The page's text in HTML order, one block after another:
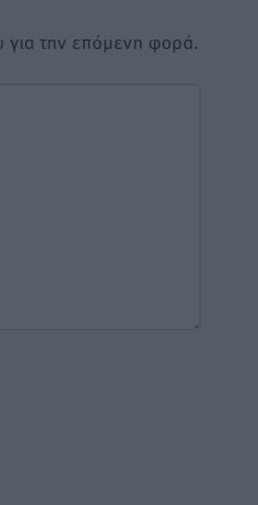
για την επόμενη φορά.